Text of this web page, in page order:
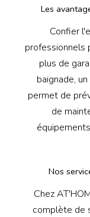
Les
Confier
professionnels
plus de
baignade,
permet de
de
Nos
Chez
complète de